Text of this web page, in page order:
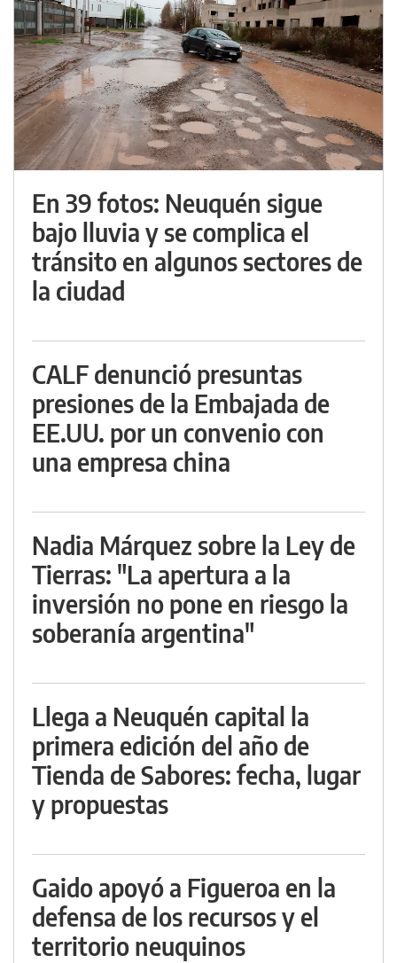
En 39 fotos: Neuquén sigue
bajo lluvia y se complica el
tránsito en algunos sectores de
la ciudad
CALF denunció presuntas
presiones de la Embajada de
EE.UU. por un convenio con
una empresa china
Nadia Márquez sobre la Ley de
Tierras: "La apertura a la
inversión no pone en riesgo la
soberanía argentina"
Llega a Neuquén capital la
primera edición del año de
Tienda de Sabores: fecha, lugar
y propuestas
Gaido apoyó a Figueroa en la
defensa de los recursos y el
territorio neuquinos